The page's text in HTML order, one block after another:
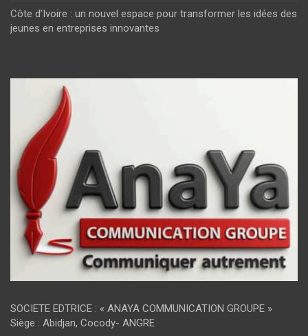
Côte d’Ivoire : un nouvel espace pour transformer les idées des
jeunes en entreprises innovantes
SOCIETE EDTRICE : « ANAYA COMMUNICATION GROUPE »
Siège : Abidjan, Cocody- ANGRE